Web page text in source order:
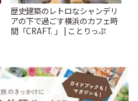
歴史建築のレトロなシャンデリ
アの下で過ごす横浜のカフェ時
間「CRAFT. 」 | ことりっぷ